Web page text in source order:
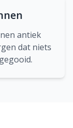
antiek
dat niets